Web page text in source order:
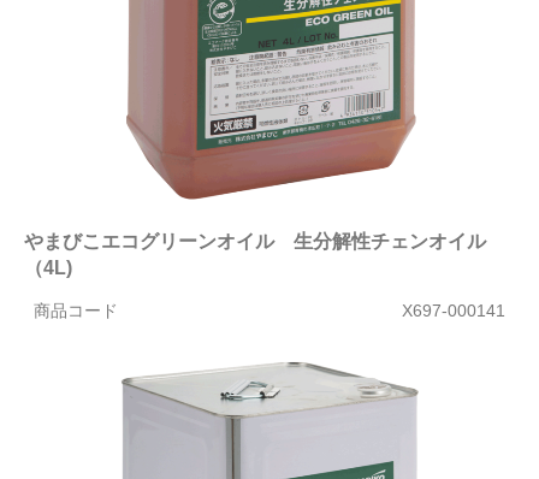
やまびこエコグリーンオイル 生分解性チェンオイル
（4L)
商品コード X697-000141